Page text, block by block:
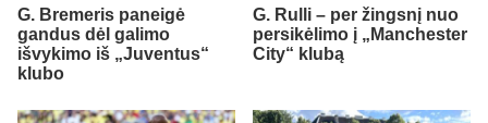
G. Bremeris paneigė
gandus dėl galimo
išvykimo iš „Juventus“
klubo
G. Rulli – per žingsnį nuo
persikėlimo į „Manchester
City“ klubą